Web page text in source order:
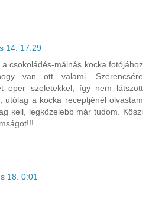
14. 17:29
csokoládés-málnás kocka fotójához
van ott valami. Szerencsére
eper szeletekkel, így nem látszott
utólag a kocka receptjénél olvastam
kell, legközelebb már tudom. Köszi
18. 0:01